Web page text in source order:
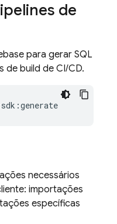
de
para gerar SQL
de build de CI/CD.
necessários
importações
específicas